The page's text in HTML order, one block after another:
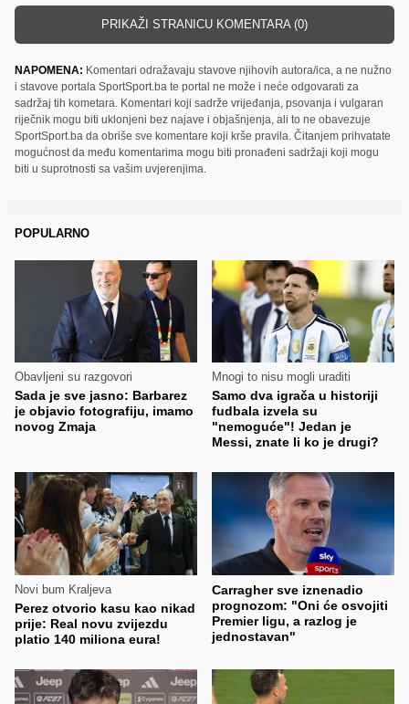
PRIKAŽI STRANICU KOMENTARA (0)
NAPOMENA: Komentari odražavaju stavove njihovih autora/ica, a ne nužno
i stavove portala SportSport.ba te portal ne može i neće odgovarati za
sadržaj tih kometara. Komentari koji sadrže vrijeđanja, psovanja i vulgaran
riječnik mogu biti uklonjeni bez najave i objašnjenja, ali to ne obavezuje
SportSport.ba da obriše sve komentare koji krše pravila. Čitanjem prihvatate
mogućnost da među komentarima mogu biti pronađeni sadržaji koji mogu
biti u suprotnosti sa vašim uvjerenjima.
POPULARNO
Obavljeni su razgovori
Sada je sve jasno: Barbarez
je objavio fotografiju, imamo
novog Zmaja
Mnogi to nisu mogli uraditi
Samo dva igrača u historiji
fudbala izvela su
"nemoguće"! Jedan je
Messi, znate li ko je drugi?
Novi bum Kraljeva
Perez otvorio kasu kao nikad
prije: Real novu zvijezdu
platio 140 miliona eura!
Carragher sve iznenadio
prognozom: "Oni će osvojiti
Premier ligu, a razlog je
jednostavan"